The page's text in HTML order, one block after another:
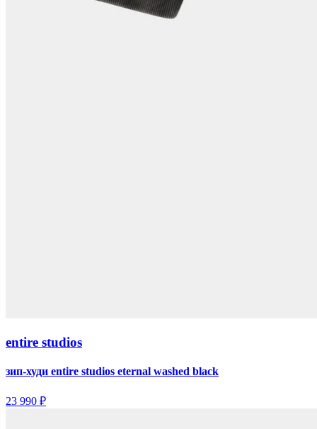
entire studios
зип-худи entire studios eternal washed black
23 990 ₽